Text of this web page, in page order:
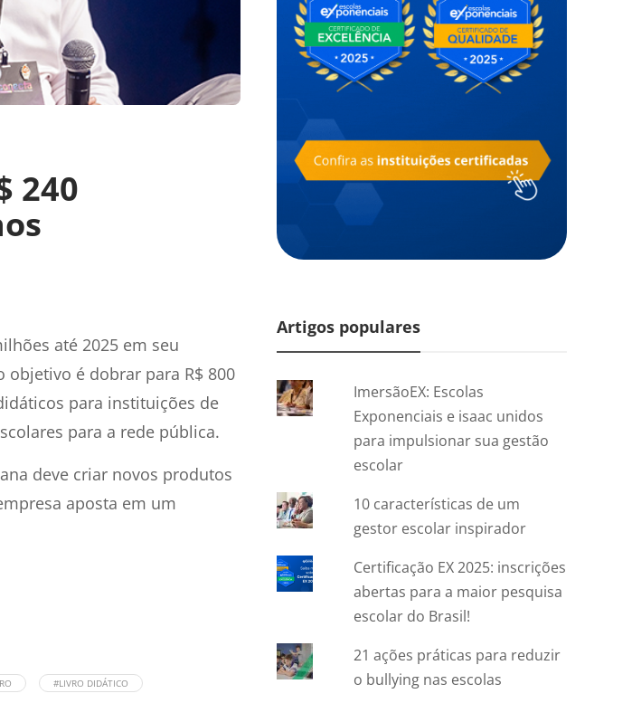
240
até 2025 em seu
é dobrar para R$ 800
para instituições de
para a rede pública.
deve criar novos produtos
aposta em um
#LIVRO DIDÁTICO
Artigos populares
ImersãoEX: Escolas
Exponenciais e isaac unidos
para impulsionar sua gestão
escolar
10 características de um
gestor escolar inspirador
Certificação EX 2025: inscrições
abertas para a maior pesquisa
escolar do Brasil!
21 ações práticas para reduzir
o bullying nas escolas